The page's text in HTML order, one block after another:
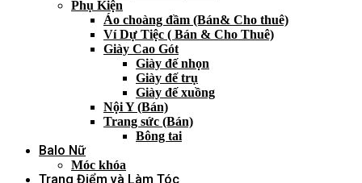
Phụ Kiện
Áo choàng đầm (Bán& Cho thuê)
Ví Dự Tiệc ( Bán & Cho Thuê)
Giày Cao Gót
Giày đế nhọn
Giày đế trụ
Giày đế xuồng
Nội Y (Bán)
Trang sức (Bán)
Bông tai
Balo Nữ
Móc khóa
Trang Điểm và Làm Tóc